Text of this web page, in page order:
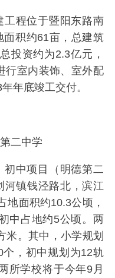
工程位于暨阳东路南
积约61亩，总建筑
投资约为2.3亿元，
行室内装饰、室外配
年底竣工交付。
二中学
中项目（明德第二
河镇钱泾路北，滨江
地面积约10.3公顷，
中占地约5公顷。两
米。其中，小学规划
，初中规划为12轨
所学校将于今年9月